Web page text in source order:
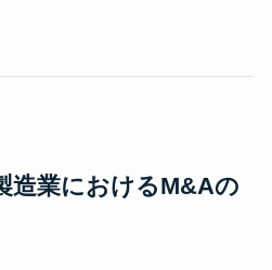
造業におけるM&Aの